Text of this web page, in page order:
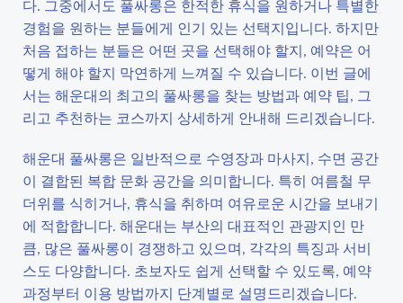
다. 그중에서도 풀싸롱은 한적한 휴식을 원하거나 특별한
경험을 원하는 분들에게 인기 있는 선택지입니다. 하지만
처음 접하는 분들은 어떤 곳을 선택해야 할지, 예약은 어
떻게 해야 할지 막연하게 느껴질 수 있습니다. 이번 글에
서는 해운대의 최고의 풀싸롱을 찾는 방법과 예약 팁, 그
리고 추천하는 코스까지 상세하게 안내해 드리겠습니다.
해운대 풀싸롱은 일반적으로 수영장과 마사지, 수면 공간
이 결합된 복합 문화 공간을 의미합니다. 특히 여름철 무
더위를 식히거나, 휴식을 취하며 여유로운 시간을 보내기
에 적합합니다. 해운대는 부산의 대표적인 관광지인 만
큼, 많은 풀싸롱이 경쟁하고 있으며, 각각의 특징과 서비
스도 다양합니다. 초보자도 쉽게 선택할 수 있도록, 예약
과정부터 이용 방법까지 단계별로 설명드리겠습니다.